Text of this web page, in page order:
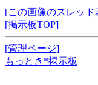
[この画像のスレッド
[掲示板TOP]
[管理ページ]
もっとき*掲示板